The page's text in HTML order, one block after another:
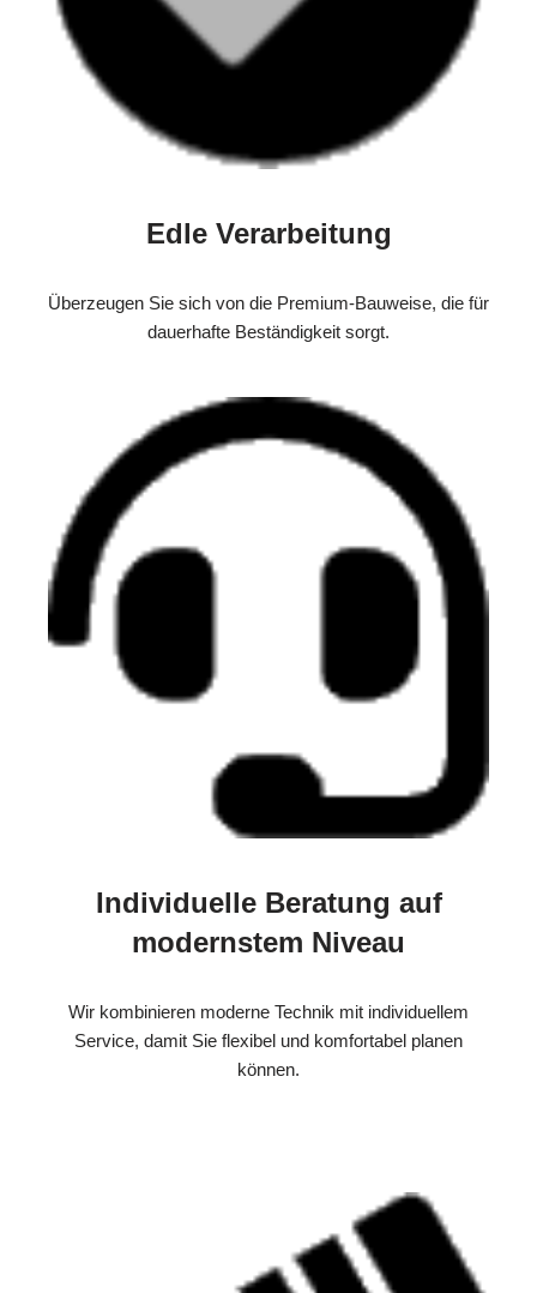
Edle Verarbeitung
Überzeugen Sie sich von die Premium-Bauweise, die für
dauerhafte Beständigkeit sorgt.
Individuelle Beratung auf
modernstem Niveau
Wir kombinieren moderne Technik mit individuellem
Service, damit Sie flexibel und komfortabel planen
können.